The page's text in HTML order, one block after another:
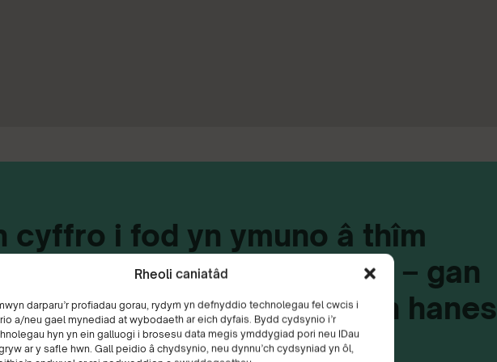
Rheoli caniatâd
darparu’r profiadau gorau, rydym yn defnyddio technolegau fel cwcis i
a/neu gael mynediad at wybodaeth ar eich dyfais. Bydd cydsynio i’r
hyn yn ein galluogi i brosesu data megis ymddygiad pori neu IDau
ar y safle hwn. Gall peidio â chydsynio, neu dynnu’ch cydsyniad yn ôl,
cyffro i fod yn ymuno â thîm
Daclus fel llysgennad – gan
filltir o 50 mlwyddiant yn hanes
addysgu eraill am